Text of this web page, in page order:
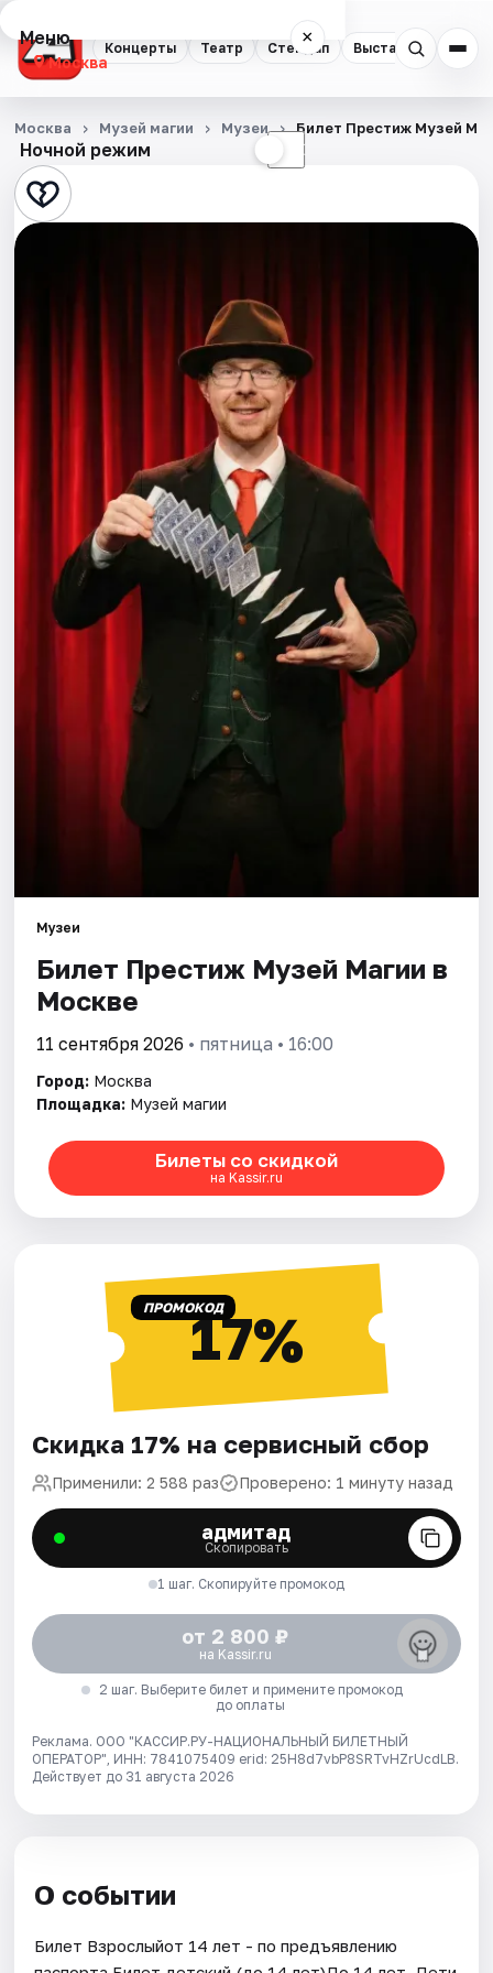
Концерты Театр Стендап Выставки
Меню ×
Москва
Концерты
Театр
Стендап
Города
Ночной режим ☾
Москва Музей магии Музеи Билет Престиж Музей
Музеи
Билет Престиж Музей Магии в
Москве
11 сентября 2026 • пятница • 16:00
Город: Москва
Площадка: Музей магии
Билеты со скидкой
на Kassir.ru
ПРОМОКОД17%
Скидка 17% на сервисный сбор
Применили: 2 588 раз Проверено: 1 минуту назад
адмитад
Скопировать
1 шаг. Скопируйте промокод
от 2 800 ₽
на Kassir.ru
2 шаг. Выберите билет и примените промокод
до оплаты
Реклама. ООО "КАССИР.РУ-НАЦИОНАЛЬНЫЙ БИЛЕТНЫЙ
ОПЕРАТОР", ИНН: 7841075409 erid: 25H8d7vbP8SRTvHZrUcdLB.
Действует до 31 августа 2026
О событии
Билет Взрослыйот 14 лет - по предъявлению